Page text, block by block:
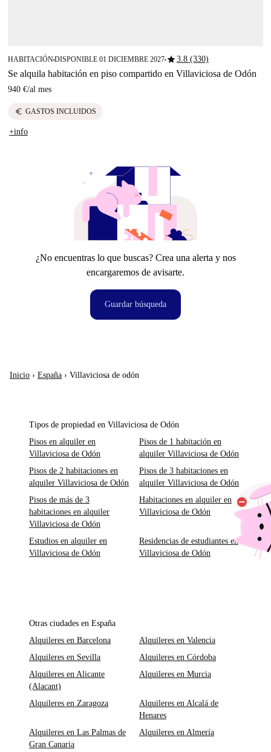
HABITACIÓN■DISPONIBLE 01 DICIEMBRE 2027■star3.8 (330)
Se alquila habitación en piso compartido en Villaviciosa de Odón
940 €/al mes
euro GASTOS INCLUIDOS
+info
¿No encuentras lo que buscas? Crea una alerta y nos
encargaremos de avisarte.
Guardar búsqueda
Inicio › España › Villaviciosa de odón
Tipos de propiedad en Villaviciosa de Odón
Pisos en alquiler en
Villaviciosa de Odón
Pisos de 1 habitación en
alquiler Villaviciosa de Odón
Pisos de 2 habitaciones en
alquiler Villaviciosa de Odón
Pisos de 3 habitaciones en
alquiler Villaviciosa de Odón
Pisos de más de 3
habitaciones en alquiler
Villaviciosa de Odón
Habitaciones en alquiler en
Villaviciosa de Odón
Estudios en alquiler en
Villaviciosa de Odón
Residencias de estudiantes en
Villaviciosa de Odón
Otras ciudades en España
Alquileres en Barcelona
Alquileres en Valencia
Alquileres en Sevilla
Alquileres en Córdoba
Alquileres en Alicante
(Alacant)
Alquileres en Murcia
Alquileres en Zaragoza
Alquileres en Alcalá de
Henares
Alquileres en Las Palmas de
Gran Canaria
Alquileres en Almería